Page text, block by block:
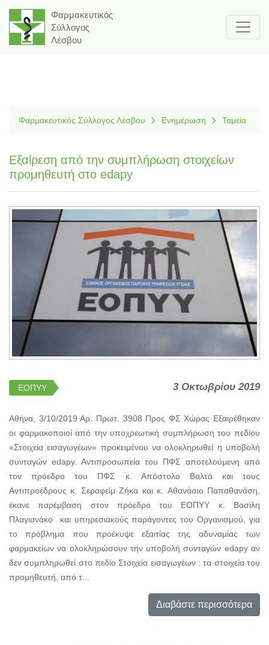
Φαρμακευτικός
Σύλλογος
Λέσβου
Φαρμακευτικός Σύλλογος Λέσβου Ενημέρωση Ταμεία
Εξαίρεση από την συμπλήρωση στοιχείων
προμηθευτή στο edapy
ΕΟΠΥΥ 3 Οκτωβρίου 2019
Αθήνα, 3/10/2019 Αρ. Πρωτ. 3908 Προς ΦΣ Χώρας Εξαιρέθηκαν
οι φαρμακοποιοί από την υποχρεωτική συμπλήρωση του πεδίου
«Στοιχεία εισαγωγέων» προκειμένου να ολοκληρωθεί η υποβολή
συνταγών edapy. Aντιπροσωπεία του ΠΦΣ αποτελούμενη από
τον πρόεδρο του ΠΦΣ κ. Απόστολο Βαλτά και τους
Αντιπροέδρους κ. Σεραφείμ Ζήκα και κ. Αθανάσιο Παπαθανάση,
έκανε παρέμβαση στον πρόεδρο του ΕΟΠΥΥ κ. Βασίλη
Πλαγιανάκο και υπηρεσιακούς παράγοντες του Οργανισμού, για
το πρόβλημα που προέκυψε εξαιτίας της αδυναμίας των
φαρμακείων να ολοκληρώσουν την υποβολή συνταγών edapy αν
δεν συμπληρωθεί στο πεδίο Στοιχεία εισαγωγέων : τα στοιχεία του
προμηθευτή, από τ...
Διαβάστε περισσότερα